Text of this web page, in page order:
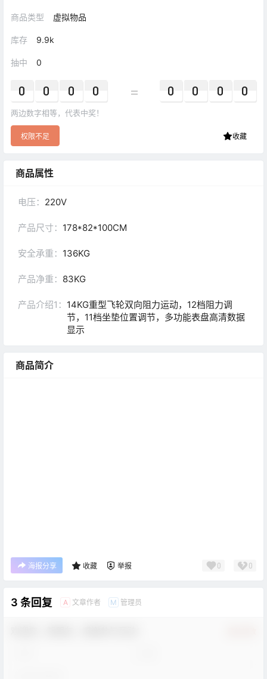
商品类型 虚拟物品
库存 9.9k
抽中 0
0 0 0 0 = 0 0 0 0
两边数字相等，代表中奖！
权限不足 收藏
商品属性
电压： 220V
产品尺寸： 178*82*100CM
安全承重： 136KG
产品净重： 83KG
产品介绍1： 14KG重型飞轮双向阻力运动，12档阻力调
节，11档坐垫位置调节，多功能表盘高清数据
显示
商品简介
海报分享 收藏 举报 0 0
3 条回复 A 文章作者 M 管理员